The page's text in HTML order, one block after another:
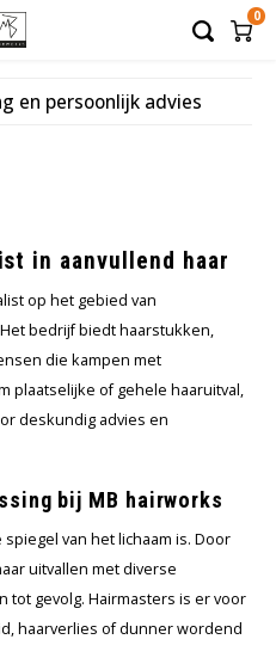
0
en persoonlijk advies
in aanvullend haar
op het gebied van
bedrijf biedt haarstukken,
die kampen met
plaatselijke of gehele haaruitval,
deskundig advies en
bij MB hairworks
van het lichaam is. Door
uitvallen met diverse
gevolg. Hairmasters is er voor
haarverlies of dunner wordend